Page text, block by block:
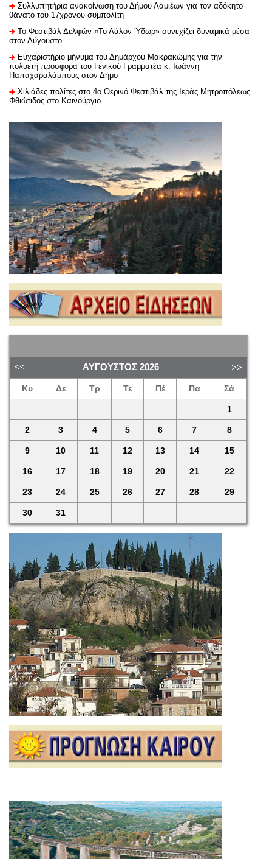
Συλλυπητήρια ανακοίνωση του Δήμου Λαμιέων για τον αδόκητο
θάνατο του 17χρονου συμπολίτη
Το Φεστιβάλ Δελφών «Το Λάλον Ύδωρ» συνεχίζει δυναμικά μέσα
στον Αύγουστο
Ευχαριστήριo μήνυμα του Δημάρχου Μακρακώμης για την
πολυετή προσφορά του Γενικού Γραμματέα κ. Ιωάννη
Παπαχαραλάμπους στον Δήμο
Χιλιάδες πολίτες στο 4ο Θερινό Φεστιβάλ της Ιεράς Μητροπόλεως
Φθιώτιδος στο Καινούργιο
ΑΎΓΟΥΣΤΟΣ 2026
Κυ Δε Τρ Τε Πέ Πα Σά
1
2 3 4 5 6 7 8
9 10 11 12 13 14 15
16 17 18 19 20 21 22
23 24 25 26 27 28 29
30 31